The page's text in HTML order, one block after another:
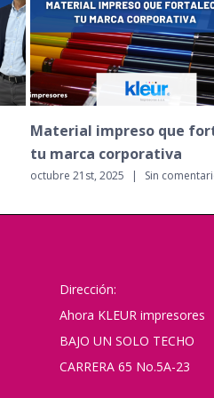
que fortalece
Sin comentarios
Dirección:
Ahora KLEUR impresores
BAJO UN SOLO TECHO
CARRERA 65 No.5A-23